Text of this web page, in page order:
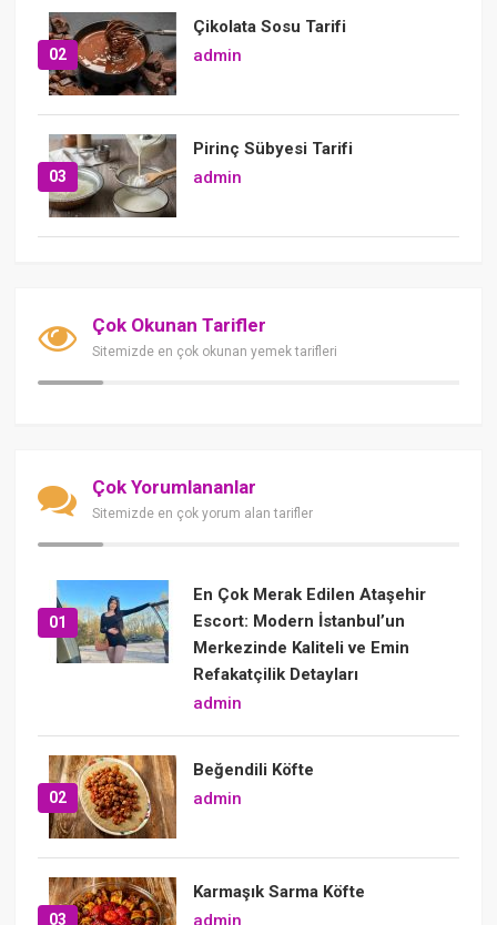
02
Çikolata Sosu Tarifi
admin
03
Pirinç Sübyesi Tarifi
admin
Çok Okunan Tarifler
Sitemizde en çok okunan yemek tarifleri
Çok Yorumlananlar
Sitemizde en çok yorum alan tarifler
01
En Çok Merak Edilen Ataşehir
Escort: Modern İstanbul’un
Merkezinde Kaliteli ve Emin
Refakatçilik Detayları
admin
02
Beğendili Köfte
admin
03
Karmaşık Sarma Köfte
admin